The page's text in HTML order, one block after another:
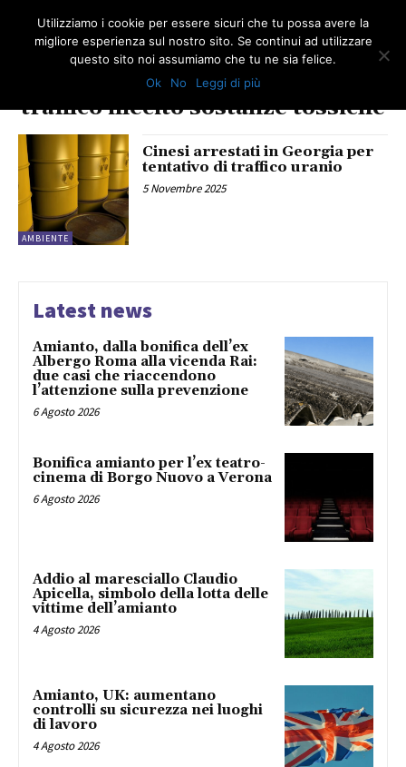
traffico illecito sostanze tossiche
AMBIENTE
Cinesi arrestati in Georgia per
tentativo di traffico uranio
5 Novembre 2025
Latest news
Amianto, dalla bonifica dell’ex
Albergo Roma alla vicenda Rai:
due casi che riaccendono
l’attenzione sulla prevenzione
6 Agosto 2026
Bonifica amianto per l’ex teatro-
cinema di Borgo Nuovo a Verona
6 Agosto 2026
Addio al maresciallo Claudio
Apicella, simbolo della lotta delle
vittime dell’amianto
4 Agosto 2026
Amianto, UK: aumentano
controlli su sicurezza nei luoghi
di lavoro
4 Agosto 2026
Utilizziamo i cookie per essere sicuri che tu possa avere la
migliore esperienza sul nostro sito. Se continui ad utilizzare
questo sito noi assumiamo che tu ne sia felice.
Ok
No Leggi di più